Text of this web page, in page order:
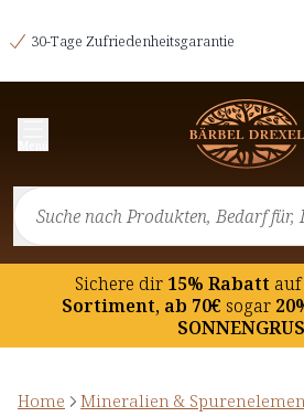
30-Tage Zufriedenheitsgarantie
Sichere dir15% Rabatt auf
Sortiment, ab 70€ sogar
Home Mineralien &